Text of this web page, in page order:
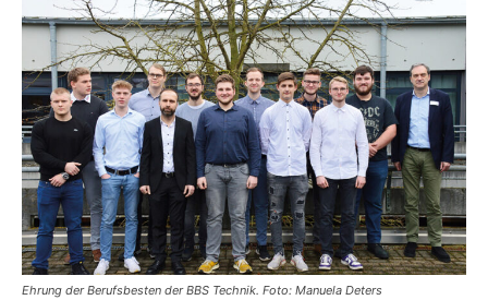
Ehrung der Berufsbesten der BBS Technik. Foto: Manuela Deters